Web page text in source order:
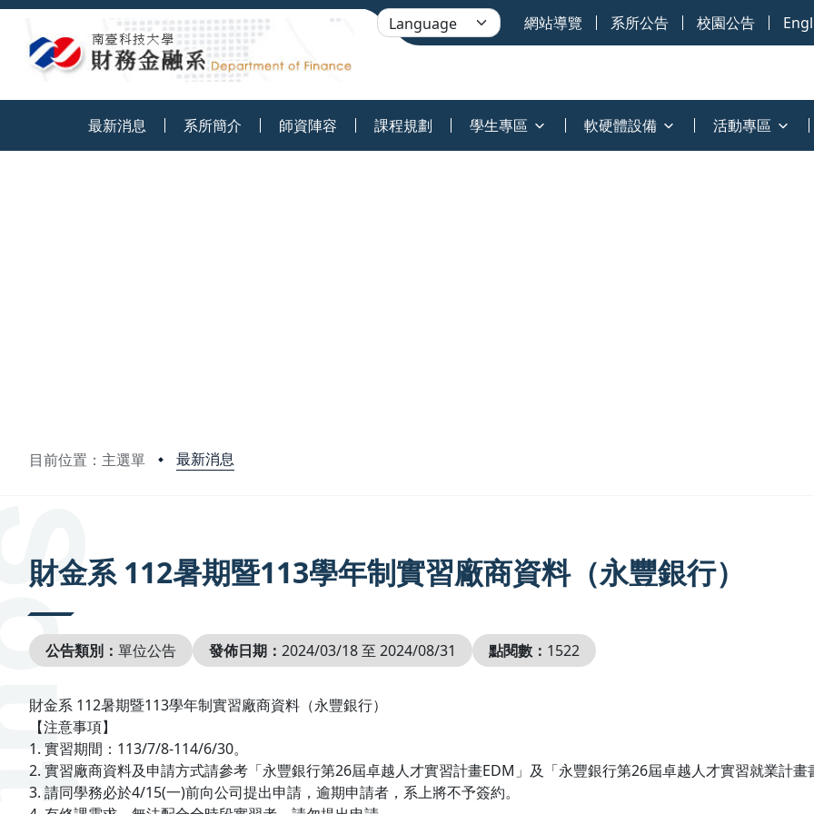
網站導覽 系所公告 校園公告
最新消息 系所簡介 師資陣容 課程規劃 學生專區 軟硬體設備 活動專區
目前位置：主選單 最新消息
財金系 112暑期暨113學年制實習廠商資料（永豐銀行）
公告類別： 單位公告 發佈日期： 2024/03/18 至 2024/08/31 點閱數： 1522
財金系 112暑期暨113學年制實習廠商資料（永豐銀行）
【注意事項】
1. 實習期間：113/7/8-114/6/30。
2. 實習廠商資料及申請方式請參考「永豐銀行第26屆卓越人才實習計畫EDM」及「永豐銀行第26屆卓越人才實習就業計畫
3. 請同學務必於4/15(一)前向公司提出申請，逾期申請者，系上將不予簽約。